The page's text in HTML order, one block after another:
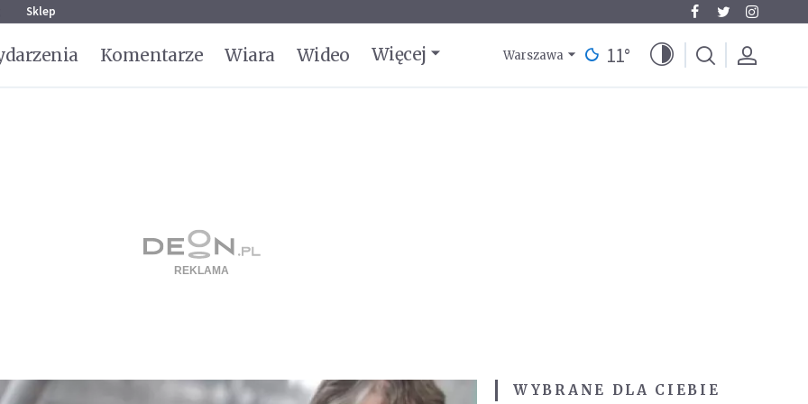
Sklep
Komentarze Wiara Wideo Więcej Warszawa 11°
WYBRANE DLA CIEBIE